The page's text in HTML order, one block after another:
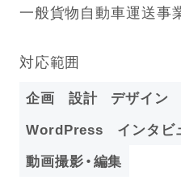
一般貨物自動車運送事
対応範囲
企画 設計 デザイン
WordPress
インタビ
動画撮影・編集